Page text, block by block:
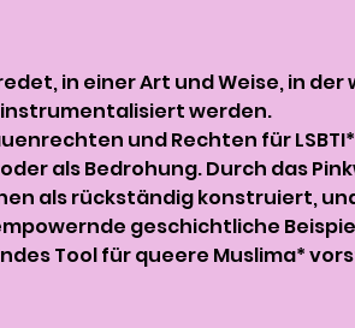
in einer Art und Weise, in der
werden.
und Rechten für
als Bedrohung. Durch das
als rückständig konstruiert,
geschichtliche
Tool für queere Muslima*